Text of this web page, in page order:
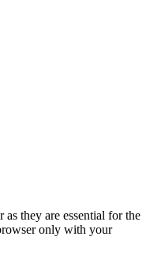
they are essential for the
only with your